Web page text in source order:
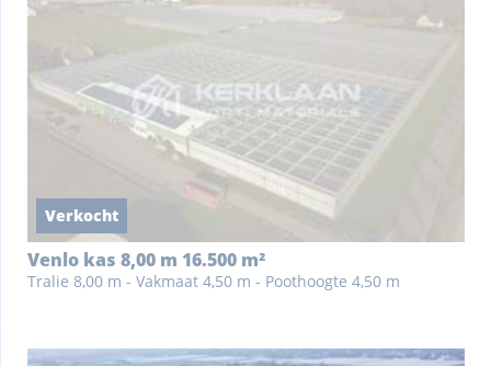
Verkocht
Venlo kas 8,00 m 16.500 m²
Tralie 8,00 m - Vakmaat 4,50 m - Poothoogte 4,50 m